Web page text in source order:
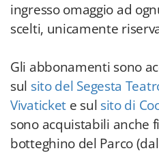
ingresso omaggio ad
scelti, unicamente
Gli abbonamenti sono
sul sito del Segesta
Vivaticket e sul sito di
sono acquistabili anche
botteghino del Parco